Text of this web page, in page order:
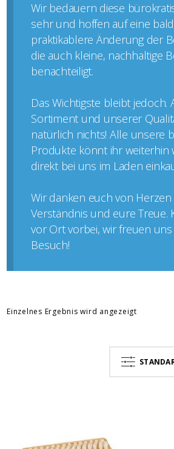
Wir bedauern diese
sehr und hoffen auf eine
praktikablere Änderung der
die auch kleine, nachhaltige
benachteiligt.
Das Wichtigste bleibt jedoch.
Sortiment und unserer
natürlich nichts! Alle unsere
Produkte könnt ihr weiterhin
direkt bei uns im Laden
Wir danken euch von
Verständnis und eure Treue.
vor Ort vorbei, wir freuen
Besuch!
Einzelnes Ergebnis wird angezeigt